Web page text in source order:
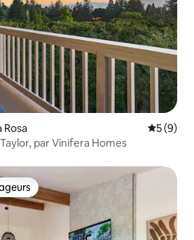
Rosa
5 (9)
par Vinifera Homes
les plus appréciés